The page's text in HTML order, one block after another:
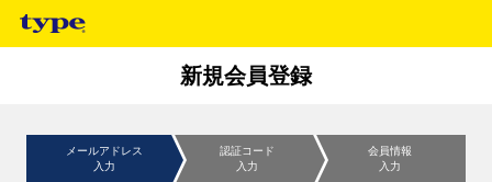
新規会員登録
メールアドレス
入力
認証コード
入力
会員情報
入力